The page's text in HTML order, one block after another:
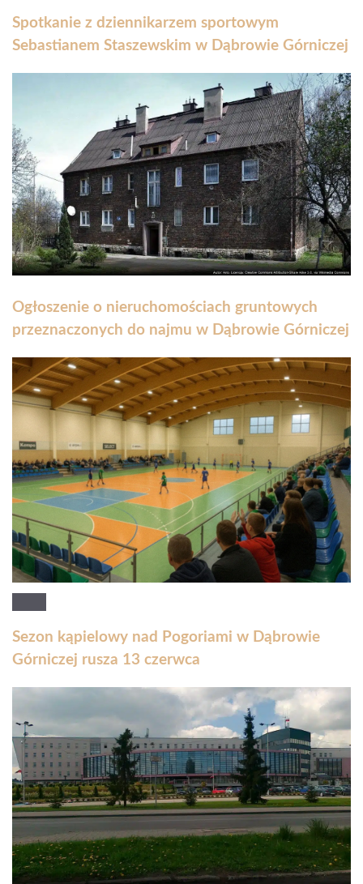
Spotkanie z dziennikarzem sportowym
Sebastianem Staszewskim w Dąbrowie Górniczej
Ogłoszenie o nieruchomościach gruntowych
przeznaczonych do najmu w Dąbrowie Górniczej
Sezon kąpielowy nad Pogoriami w Dąbrowie
Górniczej rusza 13 czerwca